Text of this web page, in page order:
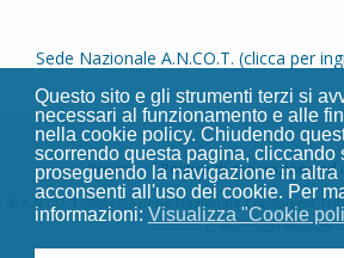
Questo sito e gli strumenti terzi si
necessari al funzionamento e alle
nella cookie policy. Chiudendo
scorrendo questa pagina, cliccando
proseguendo la navigazione in altra
acconsenti all'uso dei cookie. Per
informazioni: Visualizza "Cookie
Sede Nazionale A.N.CO.T. (clicca per
Privacy Politica di generazione ed
A.N.CO.T. Associazione Nazionale Consulenti
C. Fisc.: 93011050429